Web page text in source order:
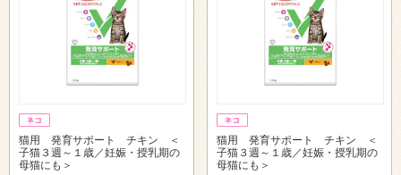
猫用 発育サポート チキン ＜
子猫３週～１歳／妊娠・授乳期の
母猫にも＞
猫用 発育サポート チキン ＜
子猫３週～１歳／妊娠・授乳期の
母猫にも＞